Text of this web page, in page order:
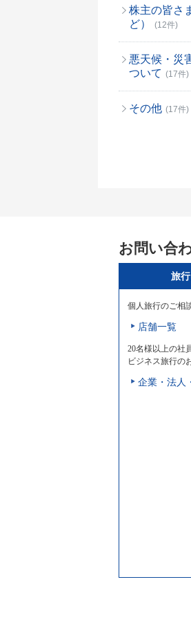
株主の皆さ
ど）
(12件)
悪天候・災
ついて (17件)
その他 (17件)
お問い合
旅
個人旅行のご相
店舗一覧
20名様以上の社
ビジネス旅行の
企業・法人